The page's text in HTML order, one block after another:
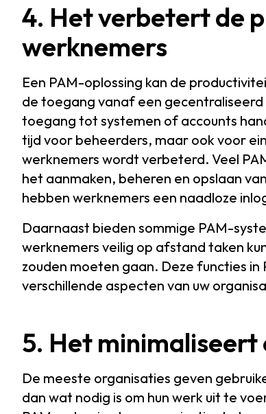
4. Het verbetert de
werknemers
Een PAM-oplossing kan de
de toegang vanaf een
toegang tot systemen of accounts
tijd voor beheerders, maar ook voor
werknemers wordt verbeterd. Veel
het aanmaken, beheren en opslaan
hebben werknemers een naadloze
Daarnaast bieden sommige PAM-
werknemers veilig op afstand taken
zouden moeten gaan. Deze functies
verschillende aspecten van uw
5. Het
De meeste organisaties geven
dan wat nodig is om hun werk uit te